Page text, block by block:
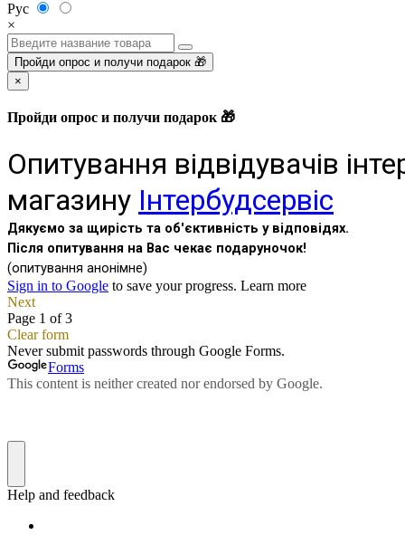
Рус
×
Пройди опрос и получи подарок 🎁
×
Пройди опрос и получи подарок 🎁